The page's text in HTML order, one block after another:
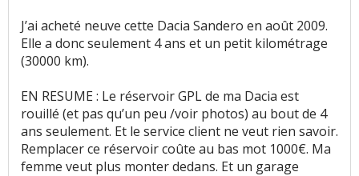
Sensibilité plastique: 6n'aiment pas
Présentation intérieure :1aime
Luminosité:2aiment1n'aime pas
J’ai acheté neuve cette Dacia Sandero en août 2009.
Elle a donc seulement 4 ans et un petit kilométrage
(30000 km).
EN RESUME : Le réservoir GPL de ma Dacia est
rouillé (et pas qu’un peu /voir photos) au bout de 4
ans seulement. Et le service client ne veut rien savoir.
Remplacer ce réservoir coûte au bas mot 1000€. Ma
femme veut plus monter dedans. Et un garage